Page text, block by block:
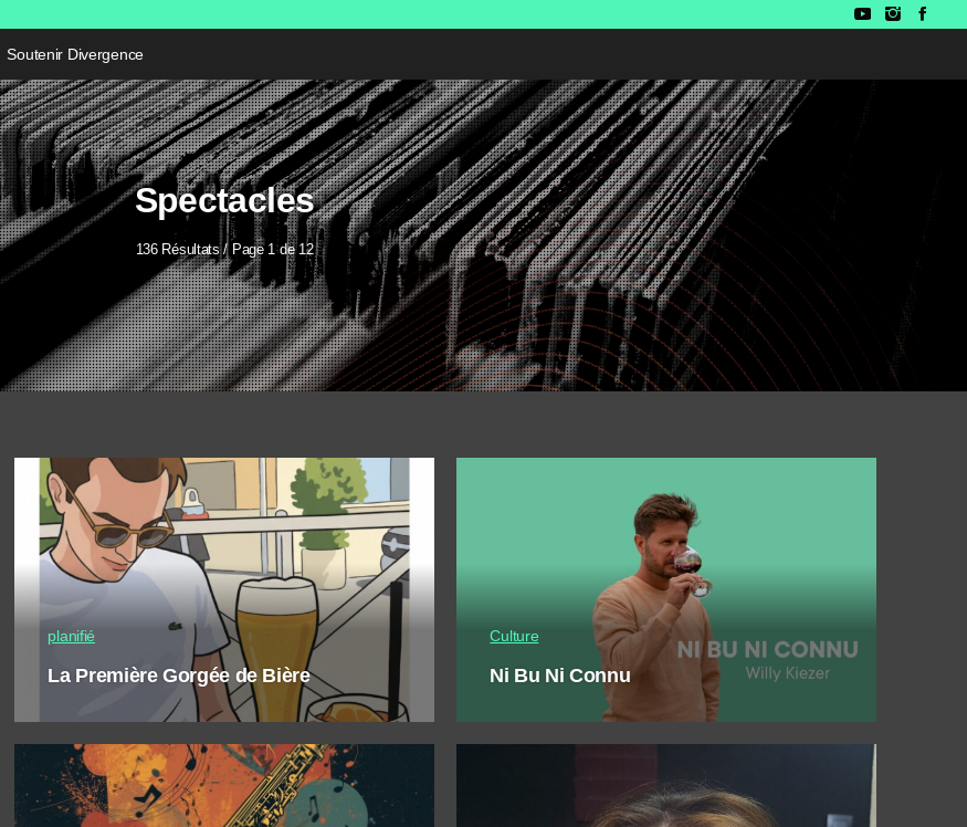
Soutenir Divergence
Spectacles
136 Résultats / Page 1 de 12
planifié
La Première Gorgée de Bière
Culture
Ni Bu Ni Connu